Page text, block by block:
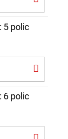
5 polic
6 polic